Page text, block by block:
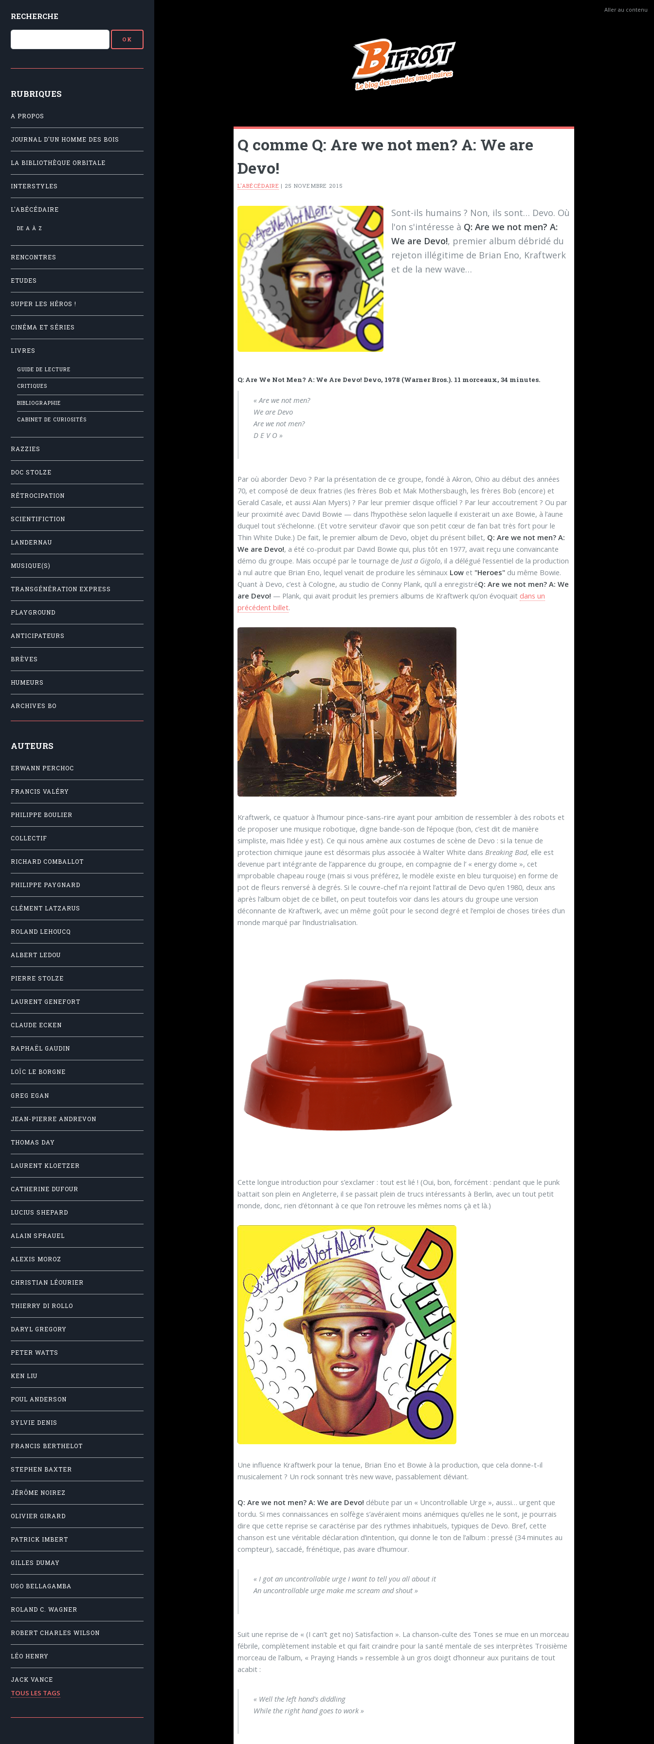
Aller au contenu
RECHERCHE
RUBRIQUES
A PROPOS
JOURNAL D'UN HOMME DES BOIS
LA BIBLIOTHÈQUE ORBITALE
INTERSTYLES
L'ABÉCÉDAIRE
DE A À Z
RENCONTRES
ETUDES
SUPER LES HÉROS !
CINÉMA ET SÉRIES
LIVRES
GUIDE DE LECTURE
CRITIQUES
BIBLIOGRAPHIE
CABINET DE CURIOSITÉS
RAZZIES
DOC STOLZE
RÉTROCIPATION
SCIENTIFICTION
LANDERNAU
MUSIQUE(S)
TRANSGÉNÉRATION EXPRESS
PLAYGROUND
ANTICIPATEURS
BRÈVES
HUMEURS
ARCHIVES BO
AUTEURS
ERWANN PERCHOC
FRANCIS VALÉRY
PHILIPPE BOULIER
COLLECTIF
RICHARD COMBALLOT
PHILIPPE PAYGNARD
CLÉMENT LATZARUS
ROLAND LEHOUCQ
ALBERT LEDOU
PIERRE STOLZE
LAURENT GENEFORT
CLAUDE ECKEN
RAPHAËL GAUDIN
LOÏC LE BORGNE
GREG EGAN
JEAN-PIERRE ANDREVON
THOMAS DAY
LAURENT KLOETZER
CATHERINE DUFOUR
LUCIUS SHEPARD
ALAIN SPRAUEL
ALEXIS MOROZ
CHRISTIAN LÉOURIER
THIERRY DI ROLLO
DARYL GREGORY
PETER WATTS
KEN LIU
POUL ANDERSON
SYLVIE DENIS
FRANCIS BERTHELOT
STEPHEN BAXTER
JÉRÔME NOIREZ
OLIVIER GIRARD
PATRICK IMBERT
GILLES DUMAY
UGO BELLAGAMBA
ROLAND C. WAGNER
ROBERT CHARLES WILSON
LÉO HENRY
JACK VANCE
TOUS LES TAGS
Q comme Q: Are we not men? A: We are
Devo!
L'ABÉCÉDAIRE | 25 NOVEMBRE 2015
Sont-ils humains ? Non, ils sont… Devo. Où
l'on s'intéresse à Q: Are we not men? A:
We are Devo!, premier album débridé du
rejeton illégitime de Brian Eno, Kraftwerk
et de la new wave…
Q: Are We Not Men? A: We Are Devo! Devo, 1978 (Warner Bros.). 11 morceaux, 34 minutes.
« Are we not men?
We are Devo
Are we not men?
D E V O »
Par où aborder Devo ? Par la présentation de ce groupe, fondé à Akron, Ohio au début des années
70, et composé de deux fratries (les frères Bob et Mak Mothersbaugh, les frères Bob (encore) et
Gerald Casale, et aussi Alan Myers) ? Par leur premier disque officiel ? Par leur accoutrement ? Ou par
leur proximité avec David Bowie — dans l’hypothèse selon laquelle il existerait un axe Bowie, à l’aune
duquel tout s’échelonne. (Et votre serviteur d’avoir que son petit cœur de fan bat très fort pour le
Thin White Duke.) De fait, le premier album de Devo, objet du présent billet, Q: Are we not men? A:
We are Devo!, a été co-produit par David Bowie qui, plus tôt en 1977, avait reçu une convaincante
démo du groupe. Mais occupé par le tournage deJust a Gigolo, il a délégué l’essentiel de la production
à nul autre que Brian Eno, lequel venait de produire les séminaux Low et "Heroes" du même Bowie.
Quant à Devo, c’est à Cologne, au studio de Conny Plank, qu’il a enregistréQ: Are we not men? A: We
are Devo! — Plank, qui avait produit les premiers albums de Kraftwerk qu’on évoquait dans un
précédent billet.
Kraftwerk, ce quatuor à l’humour pince-sans-rire ayant pour ambition de ressembler à des robots et
de proposer une musique robotique, digne bande-son de l’époque (bon, c’est dit de manière
simpliste, mais l’idée y est). Ce qui nous amène aux costumes de scène de Devo : si la tenue de
protection chimique jaune est désormais plus associée à Walter White dansBreaking Bad, elle est
devenue part intégrante de l’apparence du groupe, en compagnie de l’ « energy dome », cet
improbable chapeau rouge (mais si vous préférez, le modèle existe en bleu turquoise) en forme de
pot de fleurs renversé à degrés. Si le couvre-chef n’a rejoint l’attirail de Devo qu’en 1980, deux ans
après l’album objet de ce billet, on peut toutefois voir dans les atours du groupe une version
déconnante de Kraftwerk, avec un même goût pour le second degré et l’emploi de choses tirées d’un
monde marqué par l’industrialisation.
Cette longue introduction pour s’exclamer : tout est lié ! (Oui, bon, forcément : pendant que le punk
battait son plein en Angleterre, il se passait plein de trucs intéressants à Berlin, avec un tout petit
monde, donc, rien d’étonnant à ce que l’on retrouve les mêmes noms çà et là.)
Une influence Kraftwerk pour la tenue, Brian Eno et Bowie à la production, que cela donne-t-il
musicalement ? Un rock sonnant très new wave, passablement déviant.
Q: Are we not men? A: We are Devo! débute par un « Uncontrollable Urge », aussi… urgent que
tordu. Si mes connaissances en solfège s’avéraient moins anémiques qu’elles ne le sont, je pourrais
dire que cette reprise se caractérise par des rythmes inhabituels, typiques de Devo. Bref, cette
chanson est une véritable déclaration d’intention, qui donne le ton de l’album : pressé (34 minutes au
compteur), saccadé, frénétique, pas avare d’humour.
« I got an uncontrollable urge I want to tell you all about it
An uncontrollable urge make me scream and shout »
Suit une reprise de « (I can’t get no) Satisfaction ». La chanson-culte des Tones se mue en un morceau
fébrile, complètement instable et qui fait craindre pour la santé mentale de ses interprètes Troisième
morceau de l’album, « Praying Hands » ressemble à un gros doigt d’honneur aux puritains de tout
acabit :
« Well the left hand's diddling
While the right hand goes to work »